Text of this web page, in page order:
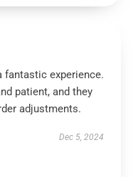
fantastic experience.
patient, and they
adjustments.
Dec 5, 2024